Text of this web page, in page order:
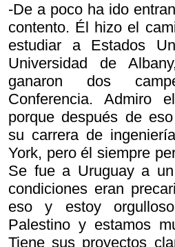
-De a poco ha ido
contento. Él hizo el
estudiar a Estados
Universidad de
ganaron dos
Conferencia. Admiro
porque después de
su carrera de
York, pero él siempre
Se fue a Uruguay a
condiciones eran
eso y estoy
Palestino y estamos
Tiene sus proyectos